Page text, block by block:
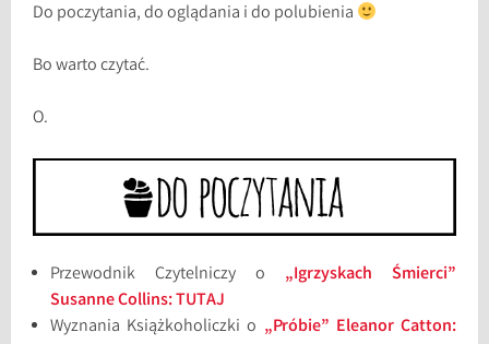
Do poczytania, do oglądania i do polubienia
Bo warto czytać.
O.
Przewodnik Czytelniczy o „Igrzyskach Śmierci”
Susanne Collins: TUTAJ
Wyznania Książkoholiczki o „Próbie” Eleanor Catton: